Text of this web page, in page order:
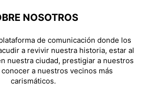
NOSOTROS
de comunicación donde los
a revivir nuestra historia, estar al
nuestra ciudad, prestigiar a nuestros
a nuestros vecinos más
carismáticos.